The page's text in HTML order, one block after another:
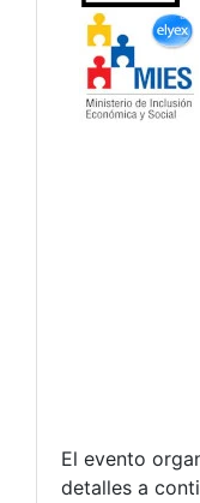
El evento
detalles a